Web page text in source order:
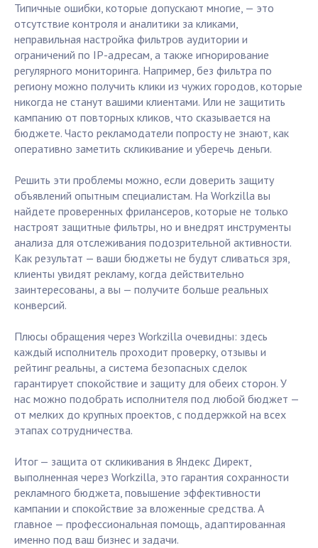
Типичные ошибки, которые допускают многие, — это
отсутствие контроля и аналитики за кликами,
неправильная настройка фильтров аудитории и
ограничений по IP-адресам, а также игнорирование
регулярного мониторинга. Например, без фильтра по
региону можно получить клики из чужих городов, которые
никогда не станут вашими клиентами. Или не защитить
кампанию от повторных кликов, что сказывается на
бюджете. Часто рекламодатели попросту не знают, как
оперативно заметить скликивание и уберечь деньги.
Решить эти проблемы можно, если доверить защиту
объявлений опытным специалистам. На Workzilla вы
найдете проверенных фрилансеров, которые не только
настроят защитные фильтры, но и внедрят инструменты
анализа для отслеживания подозрительной активности.
Как результат — ваши бюджеты не будут сливаться зря,
клиенты увидят рекламу, когда действительно
заинтересованы, а вы — получите больше реальных
конверсий.
Плюсы обращения через Workzilla очевидны: здесь
каждый исполнитель проходит проверку, отзывы и
рейтинг реальны, а система безопасных сделок
гарантирует спокойствие и защиту для обеих сторон. У
нас можно подобрать исполнителя под любой бюджет —
от мелких до крупных проектов, с поддержкой на всех
этапах сотрудничества.
Итог — защита от скликивания в Яндекс Директ,
выполненная через Workzilla, это гарантия сохранности
рекламного бюджета, повышение эффективности
кампании и спокойствие за вложенные средства. А
главное — профессиональная помощь, адаптированная
именно под ваш бизнес и задачи.